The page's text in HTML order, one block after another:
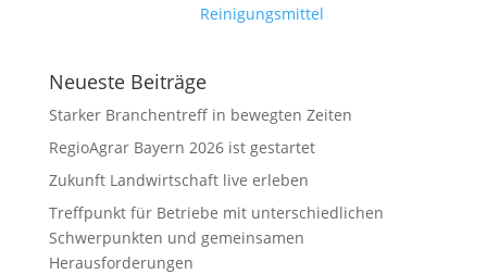
Reinigungsmittel
Neueste Beiträge
Starker Branchentreff in bewegten Zeiten
RegioAgrar Bayern 2026 ist gestartet
Zukunft Landwirtschaft live erleben
Treffpunkt für Betriebe mit unterschiedlichen
Schwerpunkten und gemeinsamen
Herausforderungen